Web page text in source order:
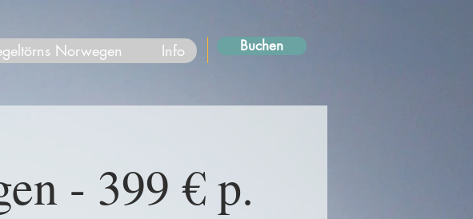
Norwegen Info Buchen
- 399 € p.